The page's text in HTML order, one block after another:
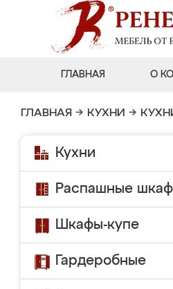
ГЛАВНАЯ О
ГЛАВНАЯ → КУХНИ →
Кухни
Распашные
Шкафы-купе
Гардеробные